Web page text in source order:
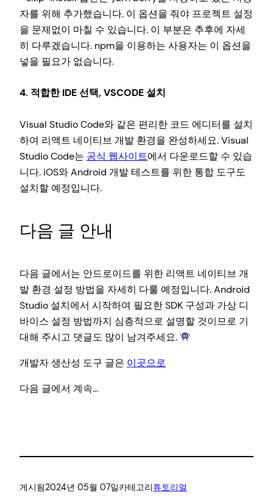
자를 위해 추가했습니다. 이 옵션을 줘야 프로젝트 설정
을 문제없이 마칠 수 있습니다. 이 부분은 추후에 자세
히 다루겠습니다. npm을 이용하는 사용자는 이 옵션을
넣을 필요가 없습니다.
4. 적합한 IDE 선택, VSCODE 설치
Visual Studio Code와 같은 편리한 코드 에디터를 설치
하여 리액트 네이티브 개발 환경을 완성하세요. Visual
Studio Code는 공식 웹사이트에서 다운로드할 수 있습
니다. iOS와 Android 개발 테스트를 위한 통합 도구도
설치할 예정입니다.
다음 글 안내
다음 글에서는 안드로이드를 위한 리액트 네이티브 개
발 환경 설정 방법을 자세히 다룰 예정입니다. Android
Studio 설치에서 시작하여 필요한 SDK 구성과 가상 디
바이스 설정 방법까지 심층적으로 설명할 것이므로 기
대해 주시고 댓글도 많이 남겨주세요.
개발자 생산성 도구 글은 이곳으로
다음 글에서 계속…
게시됨2024년 05월 07일카테고리튜토리얼